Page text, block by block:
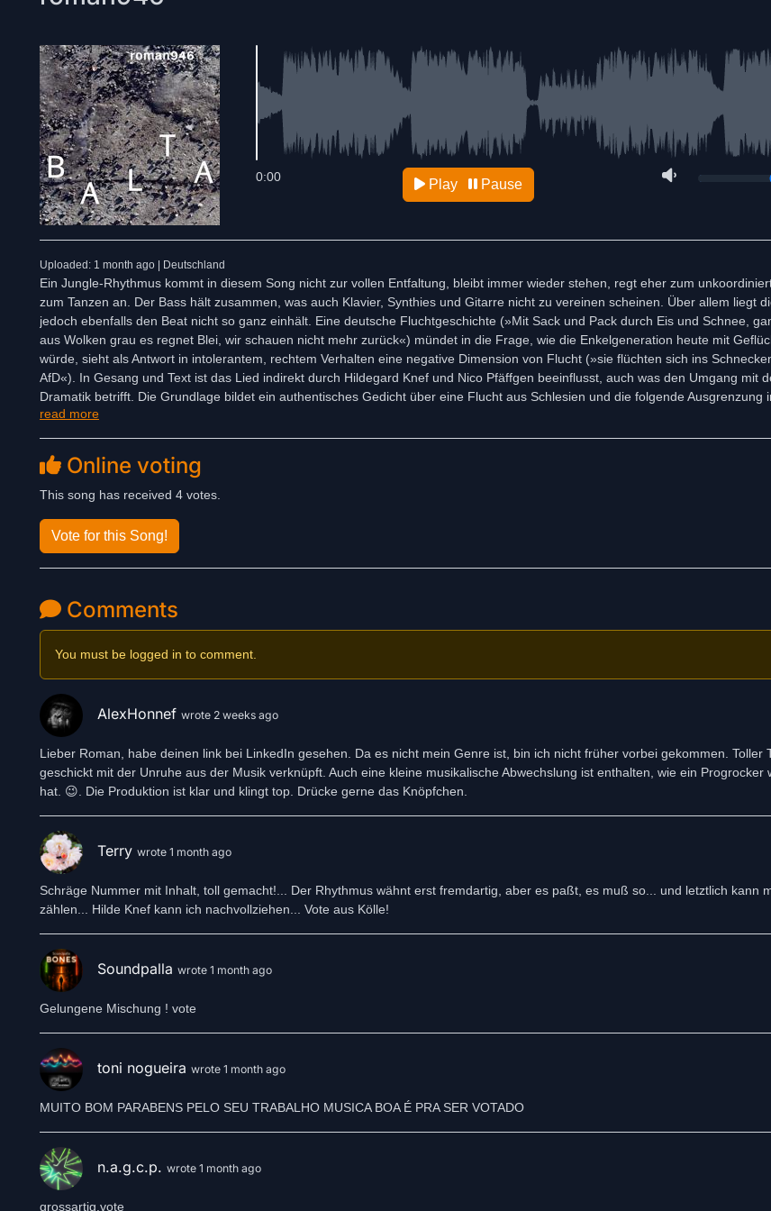
0:00 Play Pause
Uploaded: 1 month ago | Deutschland
Ein Jungle-Rhythmus kommt in diesem Song nicht zur vollen Entfaltung, bleibt immer wieder stehen, regt eher zum
zum Tanzen an. Der Bass hält zusammen, was auch Klavier, Synthies und Gitarre nicht zu vereinen scheinen. Über allem liegt
jedoch ebenfalls den Beat nicht so ganz einhält. Eine deutsche Fluchtgeschichte (»Mit Sack und Pack durch Eis und Schnee,
aus Wolken grau es regnet Blei, wir schauen nicht mehr zurück«) mündet in die Frage, wie die Enkelgeneration heute mit
würde, sieht als Antwort in intolerantem, rechtem Verhalten eine negative Dimension von Flucht (»sie flüchten sich ins
AfD«). In Gesang und Text ist das Lied indirekt durch Hildegard Knef und Nico Pfäffgen beeinflusst, auch was den Umgang mit
Dramatik betrifft. Die Grundlage bildet ein authentisches Gedicht über eine Flucht aus Schlesien und die folgende Ausgrenzung
Bundesrepublik.
read more
Online voting
This song has received 4 votes.
Vote for this Song!
Comments
You must be logged in to comment.
AlexHonnef wrote 2 weeks ago
Lieber Roman, habe deinen link bei LinkedIn gesehen. Da es nicht mein Genre ist, bin ich nicht früher vorbei gekommen. Toller
geschickt mit der Unruhe aus der Musik verknüpft. Auch eine kleine musikalische Abwechslung ist enthalten, wie ein Progrocker
hat. 😉. Die Produktion ist klar und klingt top. Drücke gerne das Knöpfchen.
Terry wrote 1 month ago
Schräge Nummer mit Inhalt, toll gemacht!... Der Rhythmus wähnt erst fremdartig, aber es paßt, es muß so... und letztlich kann
zählen... Hilde Knef kann ich nachvollziehen... Vote aus Kölle!
Soundpalla wrote 1 month ago
Gelungene Mischung ! vote
toni nogueira wrote 1 month ago
n.a.g.c.p. wrote 1 month ago
grossartig.vote